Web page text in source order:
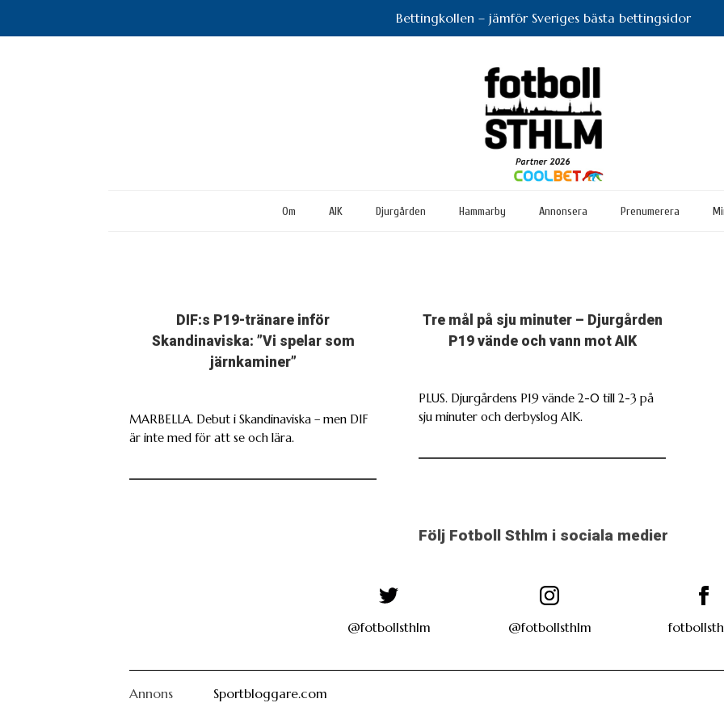
Bettingkollen – jämför Sveriges bästa bettingsidor
Om AIK Djurgården Hammarby Annonsera Prenumerera
DIF:s P19-tränare inför
Skandinaviska: ”Vi spelar som
järnkaminer”
MARBELLA. Debut i Skandinaviska – men DIF
är inte med för att se och lära.
Tre mål på sju minuter – Djurgården
P19 vände och vann mot AIK
PLUS. Djurgårdens P19 vände 2-0 till 2-3 på
sju minuter och derbyslog AIK.
Följ Fotboll Sthlm i sociala medier
@fotbollsthlm @fotbollsthlm
Annons Sportbloggare.com